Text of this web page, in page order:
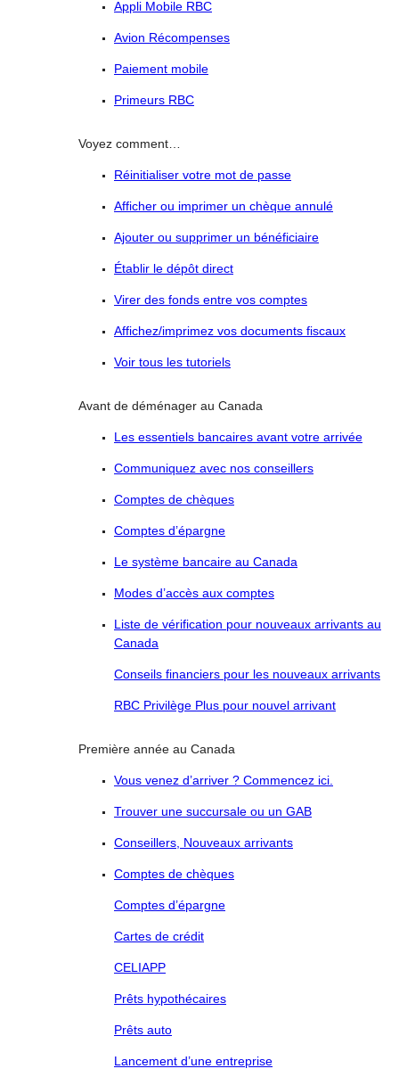
Appli Mobile RBC
Avion Récompenses
Paiement mobile
Primeurs RBC
Voyez comment…
Réinitialiser votre mot de passe
Afficher ou imprimer un chèque annulé
Ajouter ou supprimer un bénéficiaire
Établir le dépôt direct
Virer des fonds entre vos comptes
Affichez/imprimez vos documents fiscaux
Voir tous les tutoriels
Avant de déménager au Canada
Les essentiels bancaires avant votre arrivée
Communiquez avec nos conseillers
Comptes de chèques
Comptes d’épargne
Le système bancaire au Canada
Modes d’accès aux comptes
Liste de vérification pour nouveaux arrivants au
Canada
Conseils financiers pour les nouveaux arrivants
RBC Privilège Plus pour nouvel arrivant
Première année au Canada
Vous venez d’arriver ? Commencez ici.
Trouver une succursale ou un GAB
Conseillers, Nouveaux arrivants
Comptes de chèques
Comptes d’épargne
Cartes de crédit
CELIAPP
Prêts hypothécaires
Prêts auto
Lancement d’une entreprise